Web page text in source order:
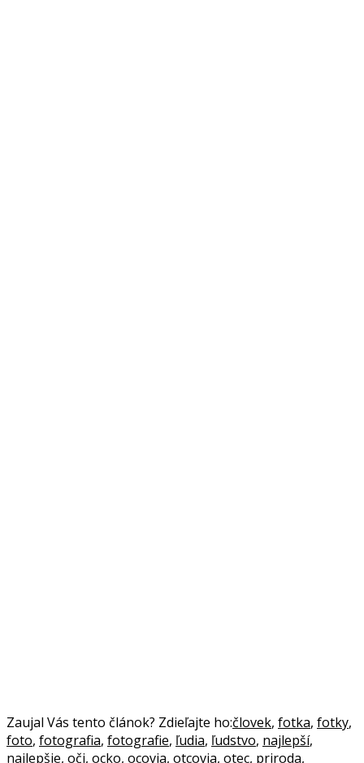
Zaujal Vás tento článok? Zdieľajte ho:človek, fotka, fotky,
foto, fotografia, fotografie, ľudia, ľudstvo, najlepší,
najlepšie, oči, ocko, ocovia, otcovia, otec, priroda,